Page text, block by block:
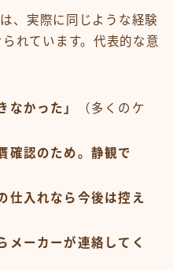
、実際に同じような経験
れています。代表的な意
なかった」
（多くのケ
確認のため。静観で
仕入れなら今後は控え
メーカーが連絡してく